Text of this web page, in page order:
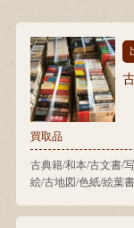
買取品
古典籍/和本/古文書/
絵/古地図/色紙/絵葉